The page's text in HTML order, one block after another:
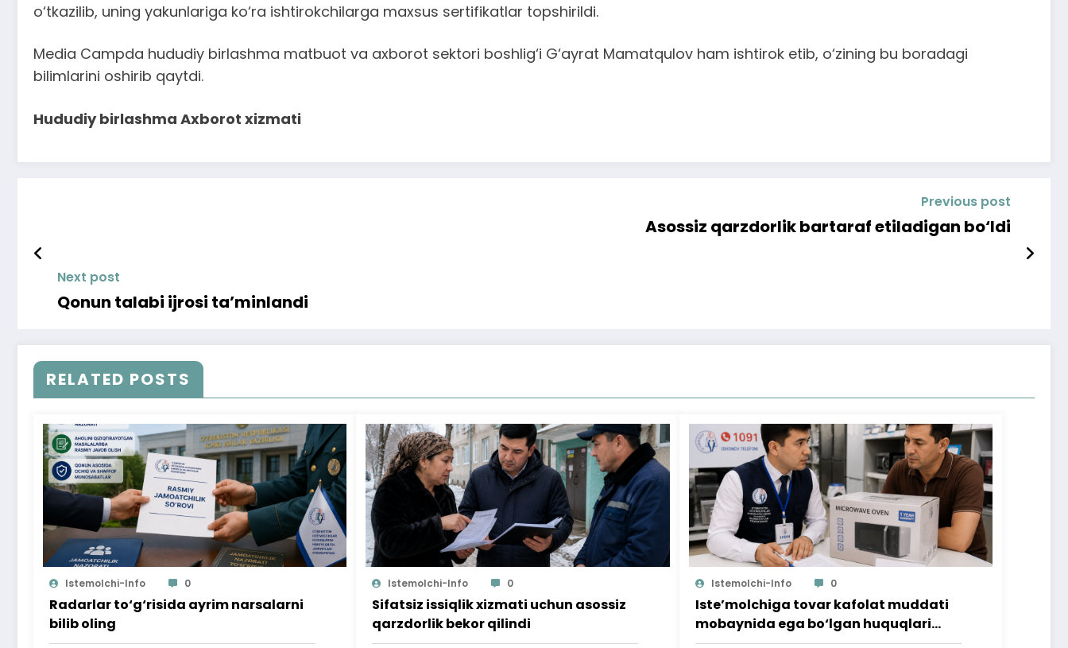
o‘tkazilib, uning yakunlariga ko‘ra ishtirokchilarga maxsus sertifikatlar topshirildi.
Media Campda hududiy birlashma matbuot va axborot sektori boshlig‘i G‘ayrat Mamatqulov ham ishtirok etib, o‘zining bu boradagi
bilimlarini oshirib qaytdi.
Hududiy birlashma Axborot xizmati
Previous post
Asossiz qarzdorlik bartaraf etiladigan bo‘ldi
Next post
Qonun talabi ijrosi ta’minlandi
RELATED POSTS
Istemolchi-Info 0
Radarlar to‘g‘risida ayrim narsalarni
bilib oling
Istemolchi-Info 0
Sifatsiz issiqlik xizmati uchun asossiz
qarzdorlik bekor qilindi
Istemolchi-Info 0
Iste’molchiga tovar kafolat muddati
mobaynida ega bo‘lgan huquqlari
ta’minlab berildi